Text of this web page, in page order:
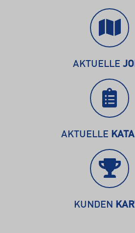
AKTUELLE
AKTUELLE
KUNDEN